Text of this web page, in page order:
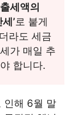
세액의
’로 붙게
라도 세금
가 매일 추
합니다.
인해 6월 말